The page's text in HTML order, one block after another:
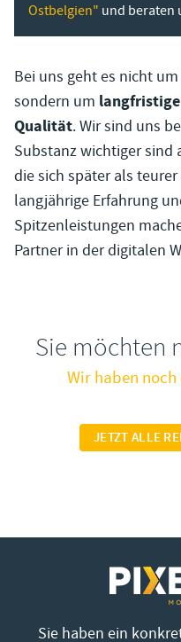
Ostbelgien" und beraten
Bei uns geht es nicht
sondern um
Qualität. Wir sind uns
Substanz wichtiger sind
die sich später als
langjährige Erfahrung
Spitzenleistungen
Partner in der digitalen
Sie möchten
Wir haben noch
JETZT ALLE
Sie haben ein